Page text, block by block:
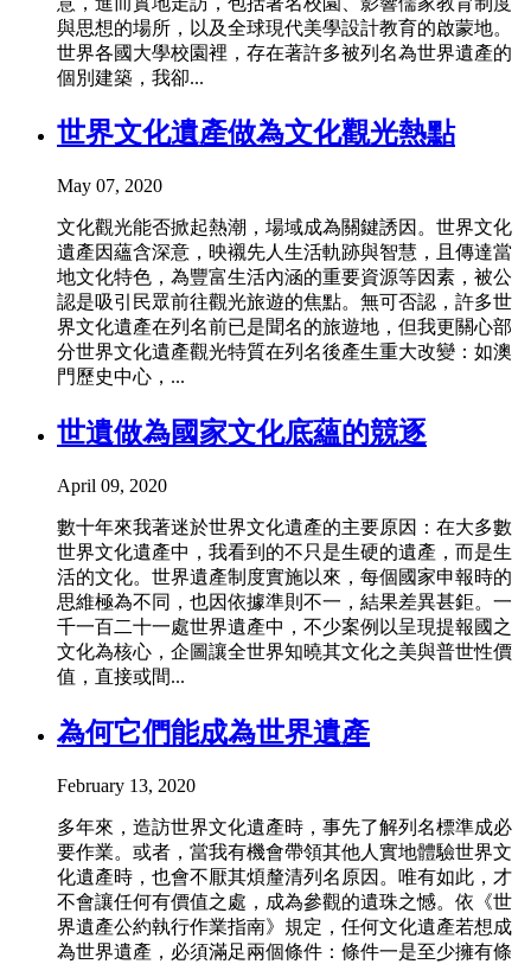
與思想的場所，以及全球現代美學設計教育的啟蒙地。
世界各國大學校園裡，存在著許多被列名為世界遺產的
個別建築，我卻...
世界文化遺產做為文化觀光熱點
May 07, 2020
文化觀光能否掀起熱潮，場域成為關鍵誘因。世界文化
遺產因蘊含深意，映襯先人生活軌跡與智慧，且傳達當
地文化特色，為豐富生活內涵的重要資源等因素，被公
認是吸引民眾前往觀光旅遊的焦點。無可否認，許多世
界文化遺產在列名前已是聞名的旅遊地，但我更關心部
分世界文化遺產觀光特質在列名後產生重大改變：如澳
門歷史中心，...
世遺做為國家文化底蘊的競逐
April 09, 2020
數十年來我著迷於世界文化遺產的主要原因：在大多數
世界文化遺產中，我看到的不只是生硬的遺產，而是生
活的文化。世界遺產制度實施以來，每個國家申報時的
思維極為不同，也因依據準則不一，結果差異甚鉅。一
千一百二十一處世界遺產中，不少案例以呈現提報國之
文化為核心，企圖讓全世界知曉其文化之美與普世性價
值，直接或間...
為何它們能成為世界遺產
February 13, 2020
多年來，造訪世界文化遺產時，事先了解列名標準成必
要作業。或者，當我有機會帶領其他人實地體驗世界文
化遺產時，也會不厭其煩釐清列名原因。唯有如此，才
不會讓任何有價值之處，成為參觀的遺珠之憾。依《世
界遺產公約執行作業指南》規定，任何文化遺產若想成
為世界遺產，必須滿足兩個條件：條件一是至少擁有條